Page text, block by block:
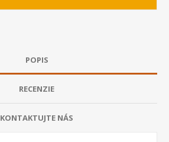
POPIS
RECENZIE
KONTAKTUJTE NÁS